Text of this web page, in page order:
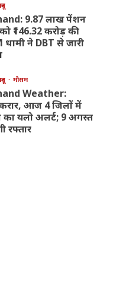
9.87 लाख पेंशन
₹146.32 करोड़ की
धामी ने DBT से जारी
मौसम
Weather:
आज 4 जिलों में
का यलो अलर्ट; 9 अगस्त
रफ्तार